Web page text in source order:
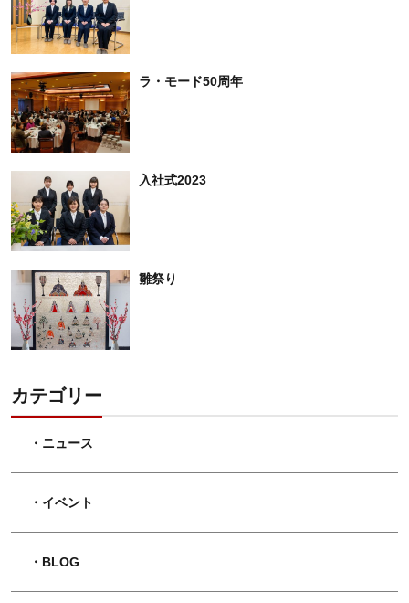
ラ・モード50周年
入社式2023
雛祭り
カテゴリー
・ニュース
・イベント
・BLOG